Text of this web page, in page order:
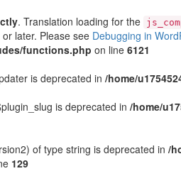
. Translation loading for the
later. Please see Debugging in
functions.php on line 6121
is deprecated in /home/
is deprecated in /home/
of type string is deprecated in /
129